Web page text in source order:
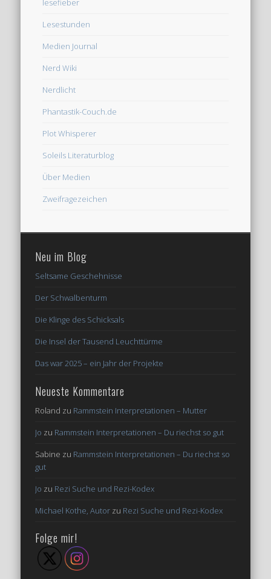
lesefieber
Lesestunden
Medien Journal
Nerd Wiki
Nerdlicht
Phantastik-Couch.de
Plot Whisperer
Soleils Literaturblog
Über Medien
Zweifragezeichen
Neu im Blog
Seltsame Geschehnisse
Der Schwalbenturm
Die Klinge des Schicksals
Die Insel der Tausend Leuchttürme
Das war 2025 – ein Jahr der Projekte
Neueste Kommentare
Roland zu Rammstein Interpretationen – Mutter
Jo zu Rammstein Interpretationen – Du riechst so gut
Sabine zu Rammstein Interpretationen – Du riechst so
gut
Jo zu Rezi Suche und Rezi-Kodex
Michael Kothe, Autor zu Rezi Suche und Rezi-Kodex
Folge mir!